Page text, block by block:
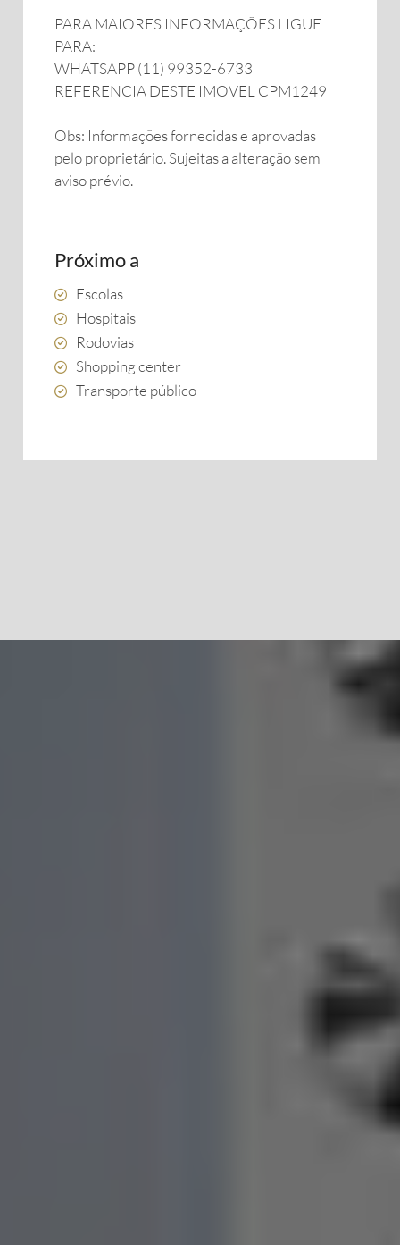
PARA MAIORES INFORMAÇÕES LIGUE
PARA:
WHATSAPP (11) 99352-6733
REFERENCIA DESTE IMOVEL CPM1249
-
Obs: Informações fornecidas e aprovadas
pelo proprietário. Sujeitas a alteração sem
aviso prévio.
Próximo a
Escolas
Hospitais
Rodovias
Shopping center
Transporte público